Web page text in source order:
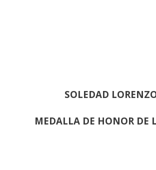
SOLEDAD
MEDALLA DE HONOR DE